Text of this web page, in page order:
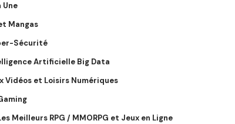
Une
Mangas
Sécurité
Artificielle Big Data
Vidéos et Loisirs Numériques
Meilleurs RPG / MMORPG et Jeux en Ligne